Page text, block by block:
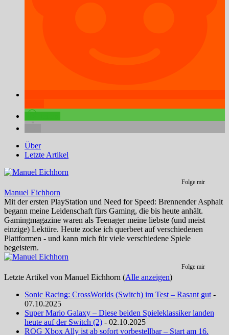
Über
Letzte Artikel
Folge mir
Manuel Eichhorn
Mit der ersten PlayStation und Need for Speed: Brennender Asphalt
begann meine Leidenschaft fürs Gaming, die bis heute anhält.
Gamingmagazine waren als Teenager meine liebste (und meist
einzige) Lektüre. Heute zocke ich querbeet auf verschiedenen
Plattformen - und kann mich für viele verschiedene Spiele
begeistern.
Folge mir
Letzte Artikel von Manuel Eichhorn (Alle anzeigen)
Sonic Racing: CrossWorlds (Switch) im Test – Rasant gut -
07.10.2025
Super Mario Galaxy – Diese beiden Spieleklassiker landen
heute auf der Switch (2) - 02.10.2025
ROG Xbox Ally ist ab sofort vorbestellbar – Start am 16.